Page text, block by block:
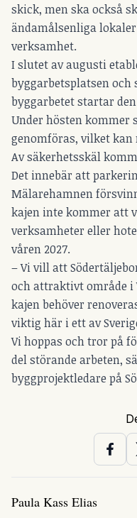
skick, men ska också
ändamålsenliga
verksamhet.
I slutet av augusti
byggarbetsplatsen och
byggarbetet startar den
Under hösten kommer
genomföras, vilket
Av säkerhetsskäl
Det innebär att
Mälarehamnen
kajen inte kommer att
verksamheter eller
våren 2027.
– Vi vill att
och attraktivt område i
kajen behöver
viktig här i ett av
Vi hoppas och tror på
del störande arbeten,
byggprojektledare på
Paula Kass Elias